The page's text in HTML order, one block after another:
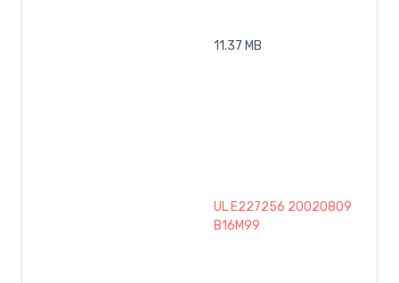
11.37 MB
UL E227256 20020809
B16M99